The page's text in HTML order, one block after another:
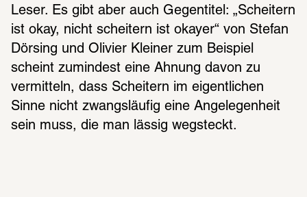
Leser. Es gibt aber auch Gegentitel: „Scheitern
ist okay, nicht scheitern ist okayer“ von Stefan
Dörsing und Olivier Kleiner zum Beispiel
scheint zumindest eine Ahnung davon zu
vermitteln, dass Scheitern im eigentlichen
Sinne nicht zwangsläufig eine Angelegenheit
sein muss, die man lässig wegsteckt.